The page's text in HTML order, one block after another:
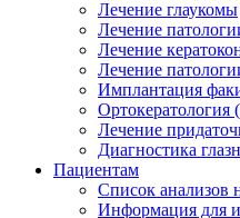
Лечение глаукомы
Лечение
Лечение
Лечение
Имплантация
Лечение
Диагностика
Пациентам
Список анализов
Информация для